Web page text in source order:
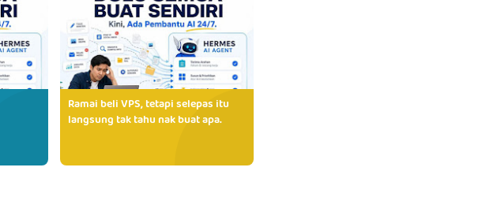
Ramai beli VPS, tetapi selepas itu
langsung tak tahu nak buat apa.